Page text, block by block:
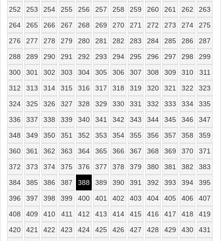
252
253 254 255 256 257 258 259 260 261 262
263
264
265 266 267 268 269 270 271 272 273 274
275
276
277 278 279 280 281 282 283 284 285 286
287
288
289 290 291 292 293 294 295 296 297 298
299
300
301 302 303 304 305 306 307 308 309 310
311
312
313 314 315 316 317 318 319 320 321 322
323
324
325 326 327 328 329 330 331 332 333 334
335
336
337 338 339 340 341 342 343 344 345 346
347
348
349 350 351 352 353 354 355 356 357 358
359
360
361 362 363 364 365 366 367 368 369 370
371
372
373 374 375 376 377 378 379 380 381 382
383
384
385 386 387 388 389 390 391 392 393 394
395
396
397 398 399 400 401 402 403 404 405 406
407
408
409 410 411 412 413 414 415 416 417 418
419
420
421 422 423 424 425 426 427 428 429 430
431